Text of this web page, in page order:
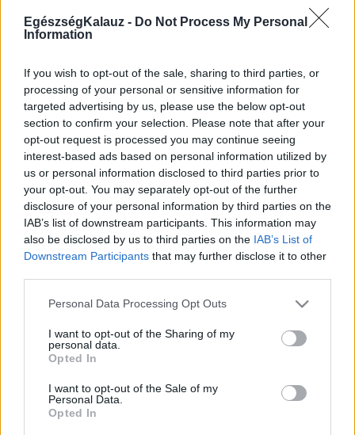
EgészségKalauz - Do Not Process My Personal
Information
If you wish to opt-out of the sale, sharing to third parties, or
processing of your personal or sensitive information for
targeted advertising by us, please use the below opt-out
section to confirm your selection. Please note that after your
opt-out request is processed you may continue seeing
interest-based ads based on personal information utilized by
us or personal information disclosed to third parties prior to
your opt-out. You may separately opt-out of the further
disclosure of your personal information by third parties on the
IAB’s list of downstream participants. This information may
also be disclosed by us to third parties on the IAB’s List of
Downstream Participants that may further disclose it to other
Please note that this website/app uses one or more Google
not limited to your visit or usage behaviour. You may click to
grant or deny consent to Google and its third-party tags to
use your data for below specified purposes in below Google
consent section.
Personal Data Processing Opt Outs
I want to opt-out of the Sharing of my
personal data.
Opted In
I want to opt-out of the Sale of my
Personal Data.
Opted In
Betegségek A-Z
Tünet
Vizsgálat
Kezelés
Életmódváltás
Kutatás
Prevenció
Hírek
Videók
Kisállatok egészsége
#allergia #influenza #cukorbetegség
#orvosmeteorológia#vérnyomás#stroke
#rákbetegség
#pajzsmirigy
#reflux #ekcéma
#herpesz
Regisztráció